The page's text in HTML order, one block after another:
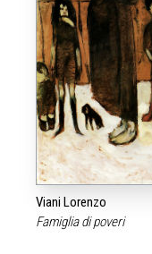
Viani Lorenzo
Famiglia di poveri